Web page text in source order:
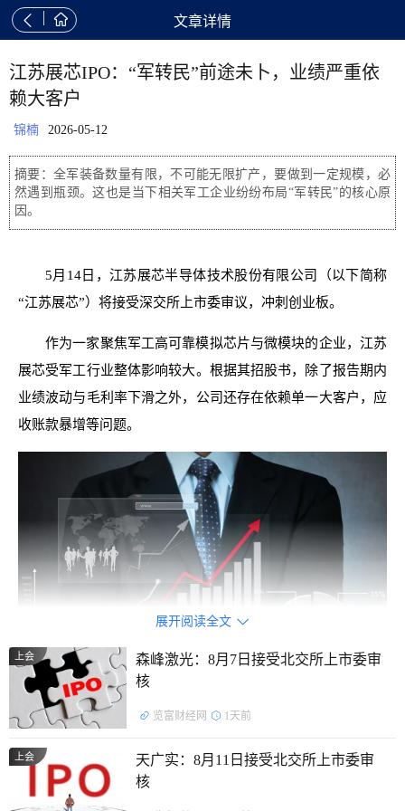
  文章详情
江苏展芯IPO：“军转民”前途未卜，业绩严重依
赖大客户
锦楠 2026-05-12
摘要：全军装备数量有限，不可能无限扩产，要做到一定规模，必
然遇到瓶颈。这也是当下相关军工企业纷纷布局“军转民”的核心原
因。
5月14日，江苏展芯半导体技术股份有限公司（以下简称
“江苏展芯”）将接受深交所上市委审议，冲刺创业板。
作为一家聚焦军工高可靠模拟芯片与微模块的企业，江苏
展芯受军工行业整体影响较大。根据其招股书，除了报告期内
业绩波动与毛利率下滑之外，公司还存在依赖单一大客户，应
收账款暴增等问题。
业绩并不稳定
江苏展芯成立于2018年，专注高性能、高可靠性模拟集成
展开阅读全文 
上会
森峰激光：8月7日接受北交所上市委审
核
览富财经网 1天前
上会
天广实：8月11日接受北交所上市委审
核